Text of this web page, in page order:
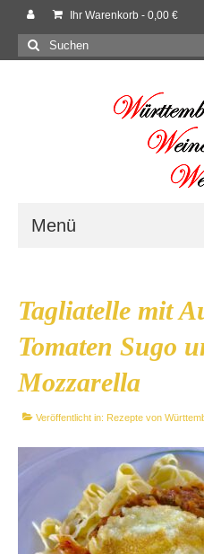
Ihr Warenkorb - 0,00 €
Suchen
nach:
Menü
Shop
Neues
Rezepte
Kontaktieren Sie uns!
Tagliatelle mit
Tomaten Sugo
Mozzarella
Veröffentlicht in: Rezepte von